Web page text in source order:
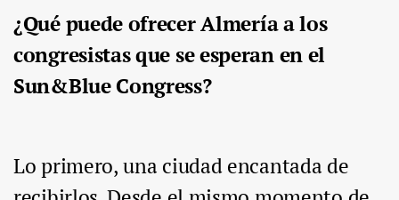
¿Qué puede ofrecer Almería a los
congresistas que se esperan en el
Sun&Blue Congress?
Lo primero, una ciudad encantada de